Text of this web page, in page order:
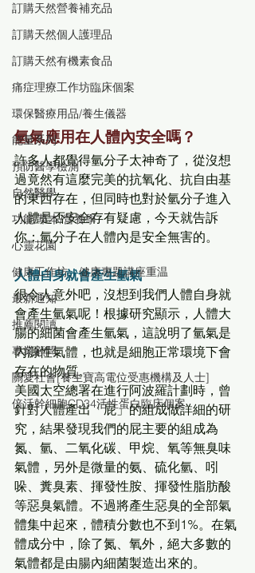
訂購天然營養補充品
訂購天然個人護理品
訂購天然有機素食品
痛症理療工作坊臨床個案
環保醫療用品/養生儀器
能量系列
預防醫學檢測
自然醫學
功能/草本/營養學
心靈花園
健康工作坊、健康專題講座重温
最新通知
推薦閱讀
專業顧問
關愛社會[養生寶高電位受惠機構及人士]
倍活幹細胞CD34活性蛋白臨床個案
氫氣應用在人體內安全嗎？
許多人都覺得氫分子太神奇了，從沒想
過竟然有這麼完美的抗氧化、抗自由基
的東西存在，但同時也對於氫分子進入
人體是否安全存有疑慮，今天就告訴
你：氫分子在人體內是安全無害的。
人體自身就會產生氫氣
很令人意外吧，沒想到我們人體自身就
會產生氫氣呢！根據研究顯示，人體大
腸的細菌會產生氫氣，這說明了氫氣是
內源性氣體，也就是細胞正常環境下會
存在的物質。
美國太空總署在進行阿波羅計劃時，曾
針對人體產出「屁」的組成做詳細的研
究，結果發現我們的屁主要的組成為
氮、氫、二氧化碳、甲烷、氧等無臭味
氣體，另外是微量的氨、硫化氫、吲
哚、糞臭素、揮發性胺、揮發性脂肪酸
等惡臭氣體。不過將產生惡臭的全部氣
體集中起來，體積分數也不到1%。在氣
體成分中，除了氮、氧外，絕大多數的
氣體都是由腸內細菌製造出來的。